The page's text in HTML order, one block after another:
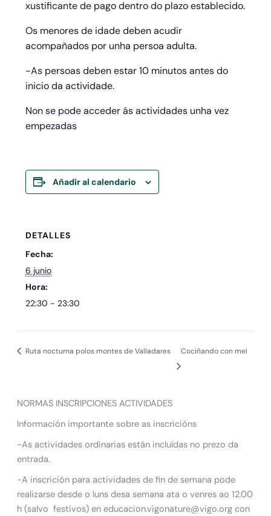
xustificante de pago dentro do plazo establecido.
Os menores de idade deben acudir
acompañados por unha persoa adulta.
-As persoas deben estar 10 minutos antes do
inicio da actividade.
Non se pode acceder ás actividades unha vez
empezadas
Añadir al calendario
DETALLES
Fecha:
6 junio
Hora:
22:30 - 23:30
Ruta nocturna polos montes de Valladares Cociñando con mel
NORMAS INSCRIPCIONES ACTIVIDADES
Información importante sobre as inscricións
-As actividades ordinarias están incluídas no prezo da
entrada.
-A inscrición para actividades de fin de semana pode
realizarse desde o luns desa semana ata o venres ao 12.00
h (salvo festivos) en educacion.vigonature@vigo.org con